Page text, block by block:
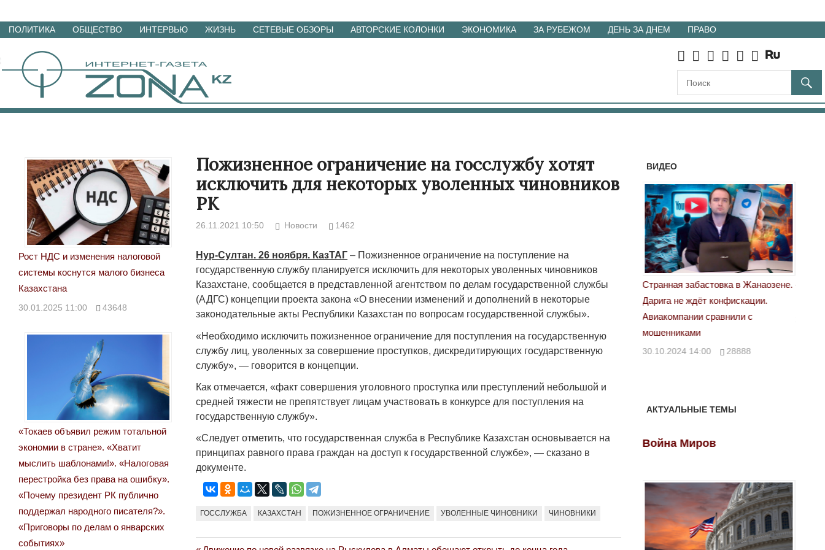
Перейти
материалам
ПОЛИТИКА ОБЩЕСТВО ИНТЕРВЬЮ ЖИЗНЬ СЕТЕВЫЕ ОБЗОРЫ АВТОРСКИЕ КОЛОНКИ ЭКОНОМИКА ЗА РУБЕЖОМ ДЕНЬ ЗА ДНЕМ ПРАВО
Пожизненное ограничение на госслужбу хотят
исключить для некоторых уволенных чиновников
РК
26.11.2021 10:50 Новости 1462
Нур-Султан. 26 ноября. КазТАГ – Пожизненное ограничение на поступление на
государственную службу планируется исключить для некоторых уволенных чиновников
Казахстане, сообщается в представленной агентством по делам государственной службы
(АДГС) концепции проекта закона «О внесении изменений и дополнений в некоторые
законодательные акты Республики Казахстан по вопросам государственной службы».
«Необходимо исключить пожизненное ограничение для поступления на государственную
службу лиц, уволенных за совершение проступков, дискредитирующих государственную
службу», — говорится в концепции.
Как отмечается, «факт совершения уголовного проступка или преступлений небольшой и
средней тяжести не препятствует лицам участвовать в конкурсе для поступления на
государственную службу».
«Следует отметить, что государственная служба в Республике Казахстан основывается на
принципах равного права граждан на доступ к государственной службе», — сказано в
документе.
ГОССЛУЖБА КАЗАХСТАН ПОЖИЗНЕННОЕ ОГРАНИЧЕНИЕ УВОЛЕННЫЕ ЧИНОВНИКИ ЧИНОВНИКИ
Рост НДС и изменения налоговой
системы коснутся малого бизнеса
Казахстана
30.01.2025 11:00 43648
«Токаев объявил режим тотальной
экономии в стране». «Хватит
мыслить шаблонами!». «Налоговая
перестройка без права на ошибку».
«Почему президент РК публично
поддержал народного писателя?».
«Приговоры по делам о январских
событиях»
ВИДЕО
Народ выбрал свет
17.10.2024 17:00 29972
Странная забастовка в Жанаозене.
Дарига не ждёт конфискации.
Авиакомпании сравнили с
мошенниками
30.10.2024 14:00 28888
«Новый Казахстан не говорит всей
правды»
29.10.2024 09:00 39623
АКТУАЛЬНЫЕ ТЕМЫ
Война Миров Война Миров